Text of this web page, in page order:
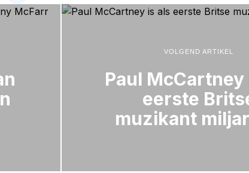
VOLGEND ARTIKEL
Paul McCartney
eerste
muzikant